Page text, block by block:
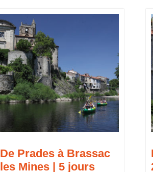
De Prades à Brassac
les Mines | 5 jours